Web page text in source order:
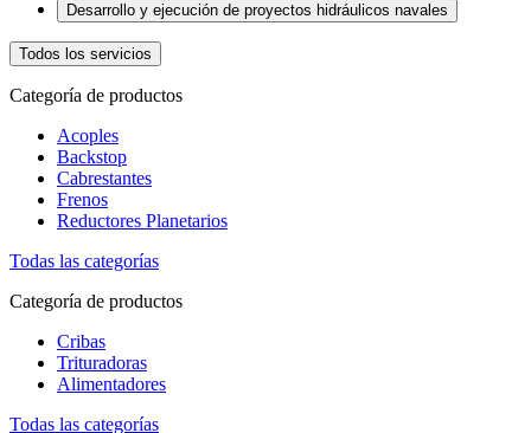
Desarrollo y ejecución de proyectos hidráulicos navales
Todos los servicios
Categoría de productos
Acoples
Backstop
Cabrestantes
Frenos
Reductores Planetarios
Todas las categorías
Categoría de productos
Cribas
Trituradoras
Alimentadores
Todas las categorías